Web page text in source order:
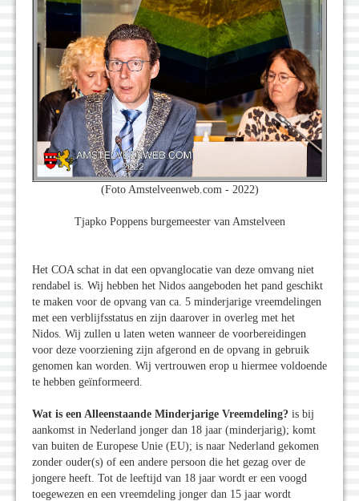
(Foto Amstelveenweb.com - 2022)
Tjapko Poppens burgemeester van Amstelveen
Het COA schat in dat een opvanglocatie van deze omvang niet
rendabel is. Wij hebben het Nidos aangeboden het pand geschikt
te maken voor de opvang van ca. 5 minderjarige vreemdelingen
met een verblijfsstatus en zijn daarover in overleg met het
Nidos. Wij zullen u laten weten wanneer de voorbereidingen
voor deze voorziening zijn afgerond en de opvang in gebruik
genomen kan worden. Wij vertrouwen erop u hiermee voldoende
te hebben geïnformeerd.
Wat is een Alleenstaande Minderjarige Vreemdeling? is bij
aankomst in Nederland jonger dan 18 jaar (minderjarig); komt
van buiten de Europese Unie (EU); is naar Nederland gekomen
zonder ouder(s) of een andere persoon die het gezag over de
jongere heeft. Tot de leeftijd van 18 jaar wordt er een voogd
toegewezen en een vreemdeling jonger dan 15 jaar wordt